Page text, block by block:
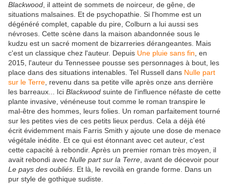
Blackwood , il atteint de sommets de noirceur, de gêne, de
situations malsaines. Et de psychopathie. Si l'homme est un
dégénéré complet, capable du pire, Colburn a lui aussi ses
névroses. Cette scène dans la maison abandonnée sous le
kudzu est un sacré moment de bizarreries dérangeantes. Mais
c'est un classique chez l'auteur. Depuis Une pluie sans fin , en
2015, l'auteur du Tennessee pousse ses personnages à bout, les
place dans des situations intenables. Tel Russell dans Nulle part
sur le Terre , revenu dans sa petite ville après onze ans derrière
les barreaux... Ici Blackwood suinte de l'influence néfaste de cette
plante invasive, vénéneuse tout comme le roman transpire le
mal-être des hommes, leurs folies. Un roman parfaitement tourné
sur les petites vies de ces petits lieux perdus. Cela a déjà été
écrit évidemment mais Farris Smith y ajoute une dose de menace
végétale inédite. Et ce qui est étonnant avec cet auteur, c'est
cette capacité à rebondir. Après un premier roman très moyen, il
avait rebondi avec Nulle part sur la Terre , avant de décevoir pour
Le pays des oubliés . Et là, le revoilà en grande forme. Dans un
pur style de gothique sudiste.